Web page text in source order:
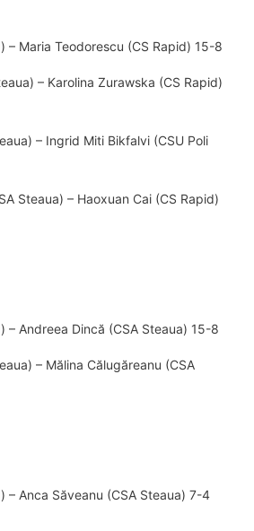
– Maria Teodorescu (CS Rapid) 15-8
– Karolina Zurawska (CS Rapid)
– Ingrid Miti Bikfalvi (CSU Poli
Steaua) – Haoxuan Cai (CS Rapid)
– Andreea Dincă (CSA Steaua) 15-8
– Mălina Călugăreanu (CSA
– Anca Săveanu (CSA Steaua) 7-4